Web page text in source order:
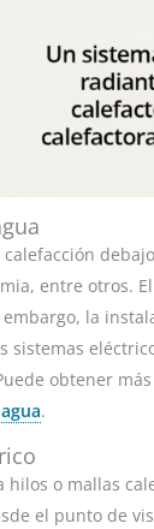
entre otros.
la
obtener
.
hilos o mallas
el punto de